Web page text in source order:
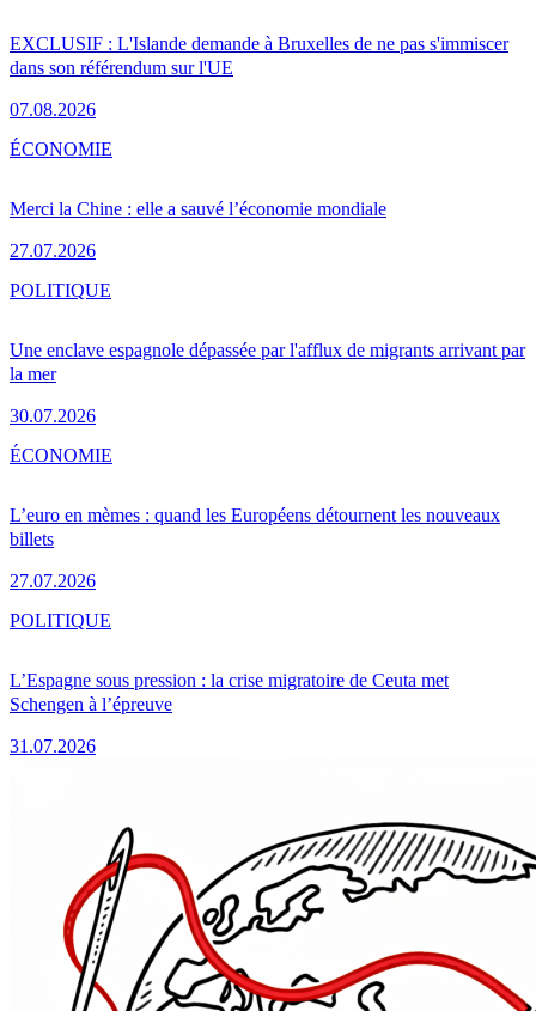
EXCLUSIF : L'Islande demande à Bruxelles de ne pas s'immiscer
dans son référendum sur l'UE
07.08.2026
Merci la Chine : elle a sauvé l’économie mondiale
27.07.2026
ÉCONOMIE
Une enclave espagnole dépassée par l'afflux de migrants arrivant par
la mer
30.07.2026
POLITIQUE
L’euro en mèmes : quand les Européens détournent les nouveaux
billets
27.07.2026
ÉCONOMIE
L’Espagne sous pression : la crise migratoire de Ceuta met
Schengen à l’épreuve
31.07.2026
POLITIQUE